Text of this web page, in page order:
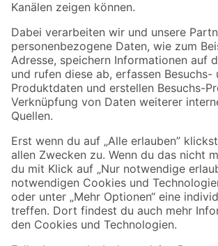
Folge uns
Zahlungsarten Versandarten
Sicher einkaufen
Jetzt die toom-App herunterladen